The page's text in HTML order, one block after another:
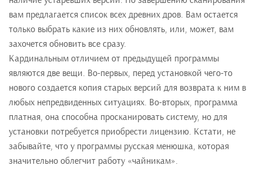
вам предлагается список всех древних дров. Вам остается
только выбрать какие из них обновлять, или, может, вам
захочется обновить все сразу.
Кардинальным отличием от предыдущей программы
являются две вещи. Во-первых, перед установкой чего-то
нового создается копия старых версий для возврата к ним в
любых непредвиденных ситуациях. Во-вторых, программа
платная, она способна просканировать систему, но для
установки потребуется приобрести лицензию. Кстати, не
забывайте, что у программы русская менюшка, которая
значительно облегчит работу «чайникам».